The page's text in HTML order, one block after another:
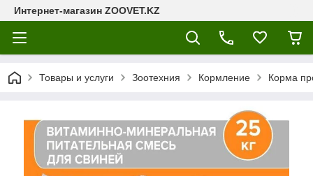
Интернет-магазин ZOOVET.KZ
Товары и услуги Зоотехния Кормление Корма